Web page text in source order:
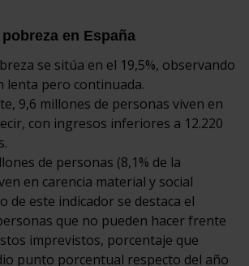
en España
se sitúa en el 19,5%, observando
lenta pero continuada.
9,6 millones de personas viven en
con ingresos inferiores a 12.220
de personas (8,1% de la
en carencia material y social
de este indicador se destaca el
que no pueden hacer frente
imprevistos, porcentaje que
punto porcentual respecto del año